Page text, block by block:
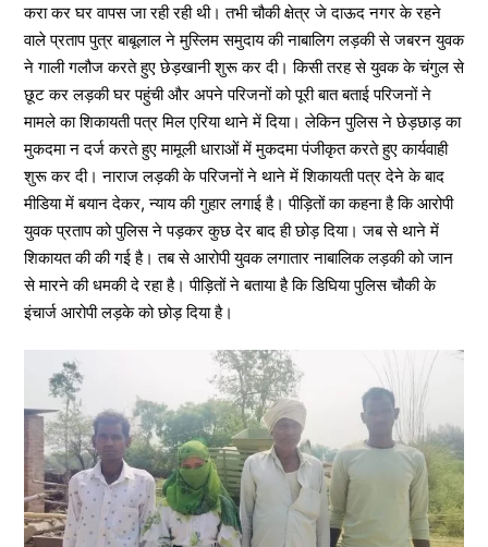
करा कर घर वापस जा रही रही थी। तभी चौकी क्षेत्र जे दाऊद नगर के रहने
वाले प्रताप पुत्र बाबूलाल ने मुस्लिम समुदाय की नाबालिग लड़की से जबरन युवक
ने गाली गलौज करते हुए छेड़खानी शुरू कर दी। किसी तरह से युवक के चंगुल से
छूट कर लड़की घर पहुंची और अपने परिजनों को पूरी बात बताई परिजनों ने
मामले का शिकायती पत्र मिल एरिया थाने में दिया। लेकिन पुलिस ने छेड़छाड़ का
मुकदमा न दर्ज करते हुए मामूली धाराओं में मुकदमा पंजीकृत करते हुए कार्यवाही
शुरू कर दी। नाराज लड़की के परिजनों ने थाने में शिकायती पत्र देने के बाद
मीडिया में बयान देकर, न्याय की गुहार लगाई है। पीड़ितों का कहना है कि आरोपी
युवक प्रताप को पुलिस ने पड़कर कुछ देर बाद ही छोड़ दिया। जब से थाने में
शिकायत की की गई है। तब से आरोपी युवक लगातार नाबालिक लड़की को जान
से मारने की धमकी दे रहा है। पीड़ितों ने बताया है कि डिघिया पुलिस चौकी के
इंचार्ज आरोपी लड़के को छोड़ दिया है।